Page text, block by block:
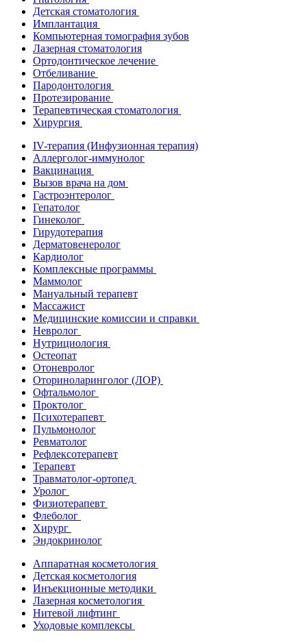
Детская стоматология
Имплантация
Компьютерная томография зубов
Лазерная стоматология
Ортодонтическое лечение
Отбеливание
Пародонтология
Протезирование
Терапевтическая стоматология
Хирургия
IV-терапия (Инфузионная терапия)
Аллерголог-иммунолог
Вакцинация
Вызов врача на дом
Гастроэнтеролог
Гепатолог
Гинеколог
Гирудотерапия
Дерматовенеролог
Кардиолог
Комплексные программы
Маммолог
Мануальный терапевт
Массажист
Медицинские комиссии и справки
Невролог
Нутрициология
Остеопат
Отоневролог
Оториноларинголог (ЛОР)
Офтальмолог
Проктолог
Психотерапевт
Пульмонолог
Ревматолог
Рефлексотерапевт
Терапевт
Травматолог-ортопед
Уролог
Физиотерапевт
Флеболог
Хирург
Эндокринолог
Аппаратная косметология
Детская косметология
Инъекционные методики
Лазерная косметология
Нитевой лифтинг
Уходовые комплексы